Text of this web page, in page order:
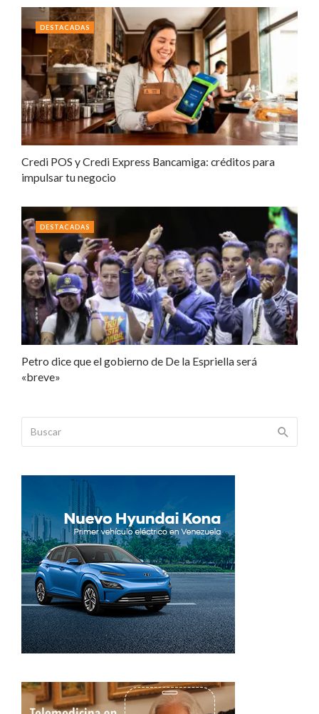
Credi POS y Credi Express Bancamiga: créditos para
impulsar tu negocio
DESTACADAS
Petro dice que el gobierno de De la Espriella será
«breve»
DESTACADAS